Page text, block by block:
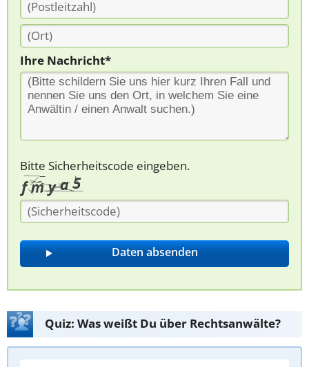
Ihre Nachricht*
Bitte Sicherheitscode eingeben.
Quiz: Was weißt Du über Rechtsanwälte?